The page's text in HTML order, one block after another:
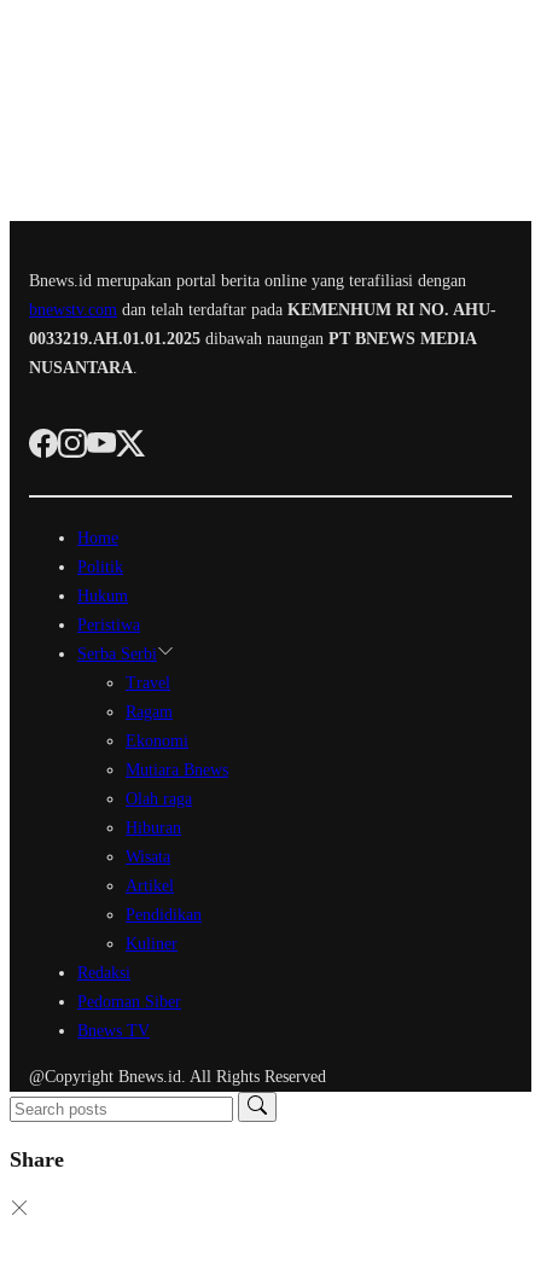
Bnews.id merupakan portal berita online yang terafiliasi dengan
bnewstv.com dan telah terdaftar pada KEMENHUM RI NO. AHU-
0033219.AH.01.01.2025 dibawah naungan PT BNEWS MEDIA
NUSANTARA
Home
Politik
Hukum
Peristiwa
Serba Serbi
Travel
Ragam
Ekonomi
Mutiara Bnews
Olah raga
Hiburan
Wisata
Artikel
Pendidikan
Kuliner
Redaksi
Pedoman Siber
Bnews TV
@Copyright Bnews.id. All Rights Reserved
Share